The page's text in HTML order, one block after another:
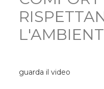
guarda il video